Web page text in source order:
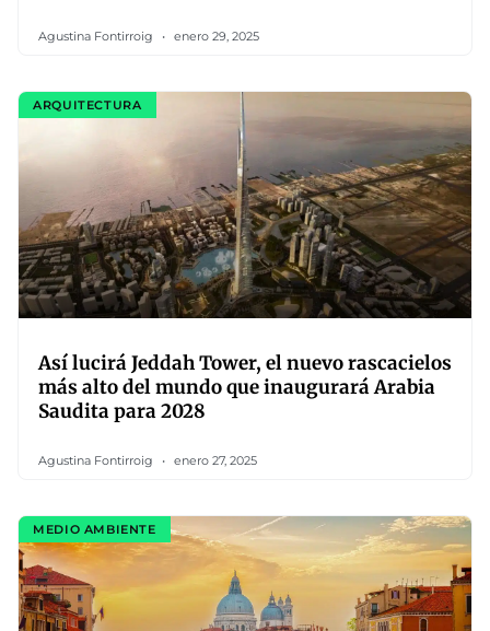
Agustina Fontirroig enero 29, 2025
ARQUITECTURA
Así lucirá Jeddah Tower, el nuevo rascacielos
más alto del mundo que inaugurará Arabia
Saudita para 2028
Agustina Fontirroig enero 27, 2025
MEDIO AMBIENTE